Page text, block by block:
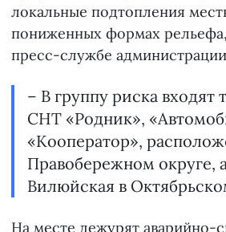
локальные подтопления
пониженных формах рельефа,
пресс-службе
– В группу риска входят
СНТ «Родник»,
«Кооператор»,
Правобережном округе,
Вилюйская в
На месте дежурят аварийно-